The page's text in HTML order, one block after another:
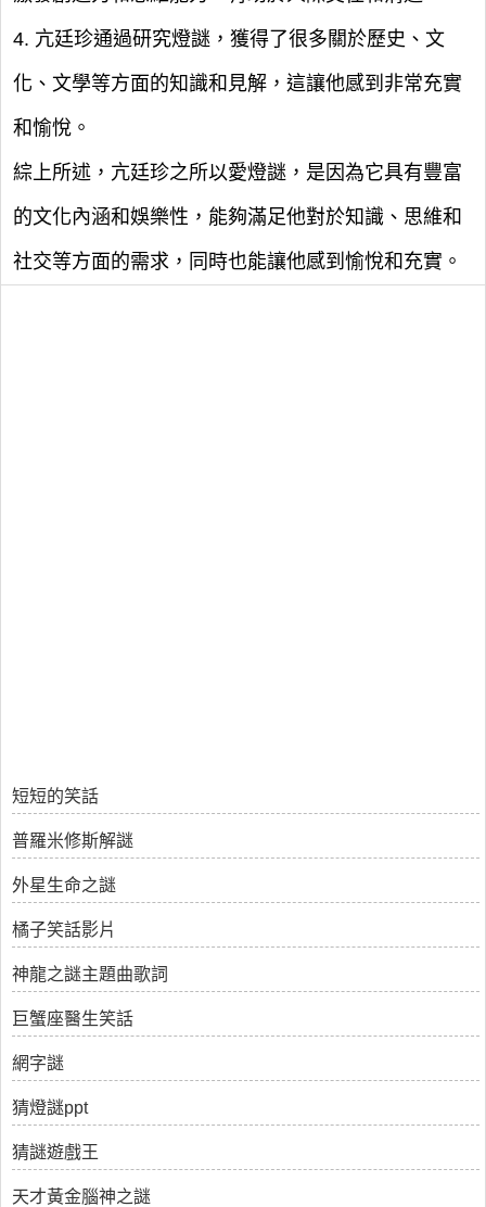
4. 亢廷珍通過研究燈謎，獲得了很多關於歷史、文
化、文學等方面的知識和見解，這讓他感到非常充實
和愉悅。
綜上所述，亢廷珍之所以愛燈謎，是因為它具有豐富
的文化內涵和娛樂性，能夠滿足他對於知識、思維和
社交等方面的需求，同時也能讓他感到愉悅和充實。
短短的笑話
普羅米修斯解謎
外星生命之謎
橘子笑話影片
神龍之謎主題曲歌詞
巨蟹座醫生笑話
網字謎
猜燈謎ppt
猜謎遊戲王
天才黃金腦神之謎